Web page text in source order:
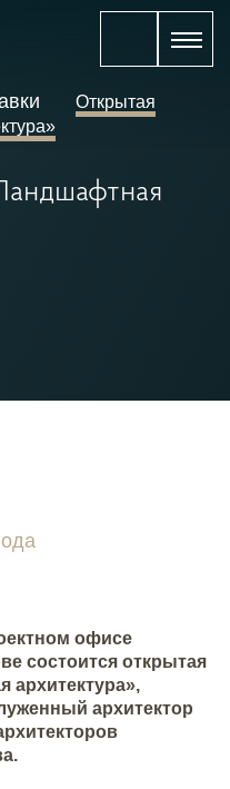
Открытая
офисе
состоится открытая
архитектура»,
архитектор
.